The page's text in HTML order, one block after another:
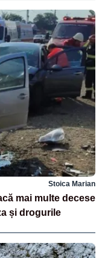
Stoica Marian
mai multe decese
și drogurile